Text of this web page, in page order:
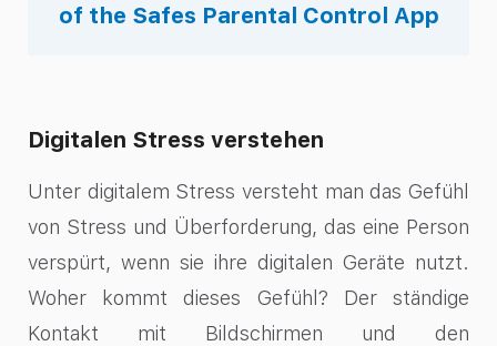
of the Safes Parental Control App
Digitalen Stress verstehen
Unter digitalem Stress versteht man das Gefühl
von Stress und Überforderung, das eine Person
verspürt, wenn sie ihre digitalen Geräte nutzt.
Woher kommt dieses Gefühl? Der ständige
Kontakt mit Bildschirmen und den